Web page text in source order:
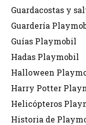
Guardacostas y
Guardería
Guías Playmobil
Hadas Playmobil
Halloween
Harry Potter
Helicópteros
Historia de